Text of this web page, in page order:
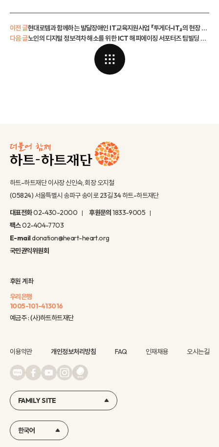
이전 글
현대로템과 함께하는 발달장애인 IT교육지원사업 『투게더-IT』의 현장 속으로!
노인의 디지털 정보격차 해소를 위한 ICT 해피에이징 서포터즈 팀빌딩 현장 만나기
다음 글
하트-하트재단 이사장 신인숙, 회장 오지철
(05824) 서울특별시 송파구 송이로 23길 34 하트-하트재단
대표전화02-430-2000 후원문의1833-9005
팩스02-404-7703
E-maildonation@heart-heart.org
국민권익위원회
후원 계좌
우리은행
1005-101-413016
예금주 : (사)하트하트재단
이용약관 개인정보처리방침 FAQ 인재채용 오시는길
FAMILY SITE
한국어